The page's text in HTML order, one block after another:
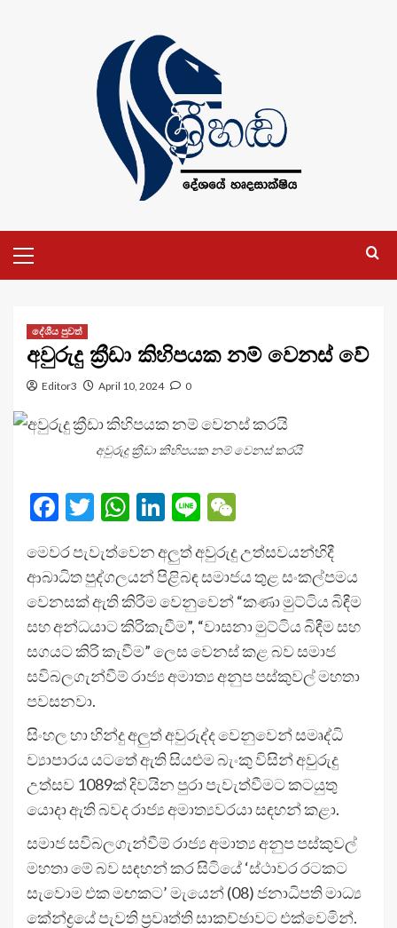
Menu
දේශීය පුවත්
අවුරුදු ක්‍රීඩා කිහිපයක නම් වෙනස් වේ
Editor3 April 10, 2024 0
අවුරුදු ක්‍රීඩා කිහිපයක නම් වෙනස් කරයි
Facebook
Twitter
WhatsApp
LinkedIn
Line
මෙවර පැවැත්වෙන අලුත් අවුරුදු උත්සවයන්හිදී
ආබාධිත පුද්ගලයන් පිළිබඳ සමාජය තුළ සංකල්පමය
වෙනසක් ඇති කිරීම වෙනුවෙන් “කණා මුට්ටිය බිඳීම
සහ අන්ධයාට කිරිකැවීම”, “වාසනා මුට්ටිය බිඳීම සහ
සගයට කිරි කැවීම” ලෙස වෙනස් කළ බව සමාජ
සවිබලගැන්වීම් රාජ්‍ය අමාත්‍ය අනුප පස්කුවල් මහතා
පවසනවා.
සිංහල හා හින්දු අලුත් අවුරුද්ද වෙනුවෙන් සමෘද්ධි
ව්‍යාපාරය යටතේ ඇති සියළුම බැංකු විසින් අවුරුදු
උත්සව 1089ක් දිවයින පුරා පැවැත්වීමට කටයුතු
යොදා ඇති බවද රාජ්‍ය අමාත්‍යවරයා සඳහන් කළා.
සමාජ සවිබලගැන්වීම් රාජ්‍ය අමාත්‍ය අනුප පස්කුවල්
මහතා මේ බව සඳහන් කර සිටියේ ‘ස්ථාවර රටකට
සැවොම එක මඟකට’ මැයෙන් (08) ජනාධිපති මාධ්‍ය
කේන්ද්‍රයේ පැවති ප්‍රවෘත්ති සාකච්ඡාවට එක්වෙමින්.